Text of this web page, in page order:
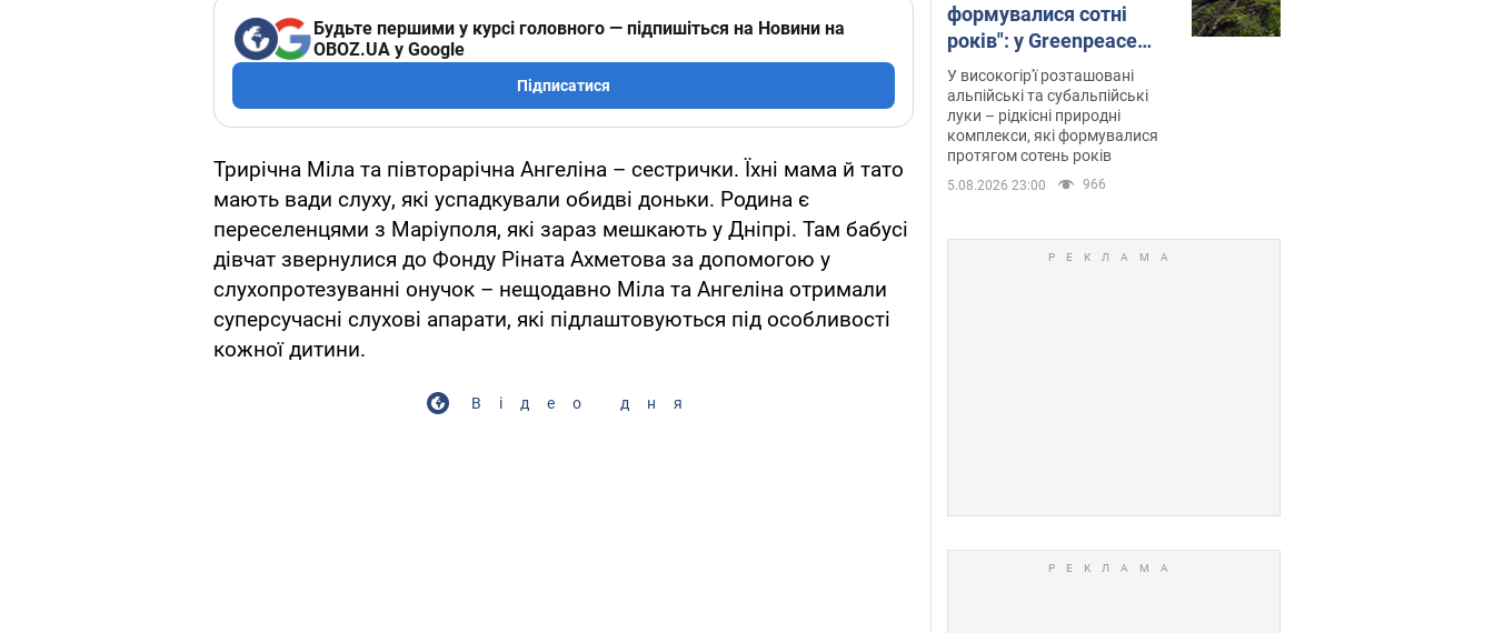
Будьте першими у курсі головного — підпишіться на Новини на
OBOZ.UA у Google
Підписатися
Трирічна Міла та півторарічна Ангеліна – сестрички. Їхні мама й тато
мають вади слуху, які успадкували обидві доньки. Родина є
переселенцями з Маріуполя, які зараз мешкають у Дніпрі. Там бабусі
дівчат звернулися до Фонду Ріната Ахметова за допомогою у
слухопротезуванні онучок – нещодавно Міла та Ангеліна отримали
суперсучасні слухові апарати, які підлаштовуються під особливості
кожної дитини.
Відео дня
формувалися сотні
років": у Greenpeace
забили на сполох
У високогір'ї розташовані
альпійські та субальпійські
луки – рідкісні природні
комплекси, які формувалися
протягом сотень років
5.08.2026 23:00 966